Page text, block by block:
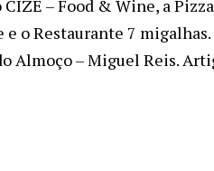
– Food & Wine, a
o Restaurante 7 migalhas.
Almoço – Miguel Reis.